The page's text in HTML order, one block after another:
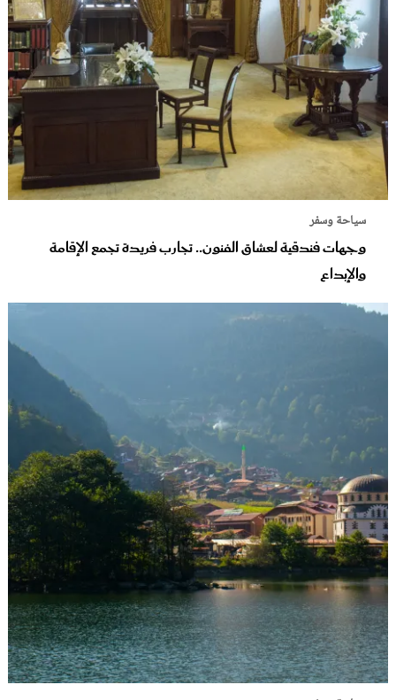
سياحة وسفر
وجهات فندقية لعشاق الفنون.. تجارب فريدة تجمع الإقامة
والإبداع